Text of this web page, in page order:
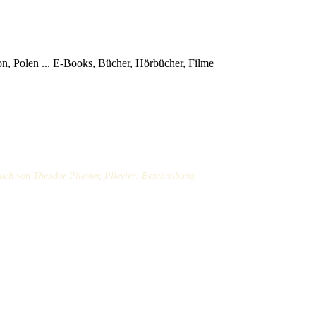
Polen ... E-Books, Bücher, Hörbücher, Filme
von Theodor Plievier, Plievier: Beschreibung